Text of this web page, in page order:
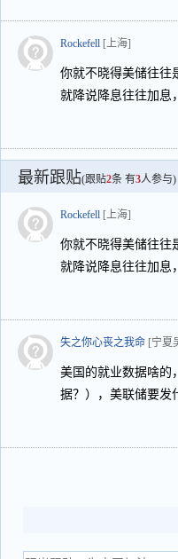
Rockefell [上海]
你就不晓得美储往往
就降说降息往往加息
最新跟贴(跟贴2条 有3人参与)
Rockefell [上海]
你就不晓得美储往往
就降说降息往往加息
失之你心丧之我命 [宁夏
美国的就业数据啥的
据？），美联储要发